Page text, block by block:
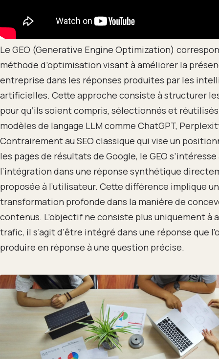
Le GEO (Generative Engine Optimization)
méthode d’optimisation visant à améliorer la
entreprise dans les réponses produites par les
artificielles. Cette approche consiste à structurer
pour qu’ils soient compris, sélectionnés et
modèles de langage LLM comme ChatGPT,
Contrairement au SEO classique qui vise un
les pages de résultats de Google, le GEO s’intéresse
l’intégration dans une réponse synthétique
proposée à l’utilisateur. Cette différence implique
transformation profonde dans la manière de
contenus. L’objectif ne consiste plus uniquement à
trafic, il s’agit d’être intégré dans une réponse que
produire en réponse à une question précise.